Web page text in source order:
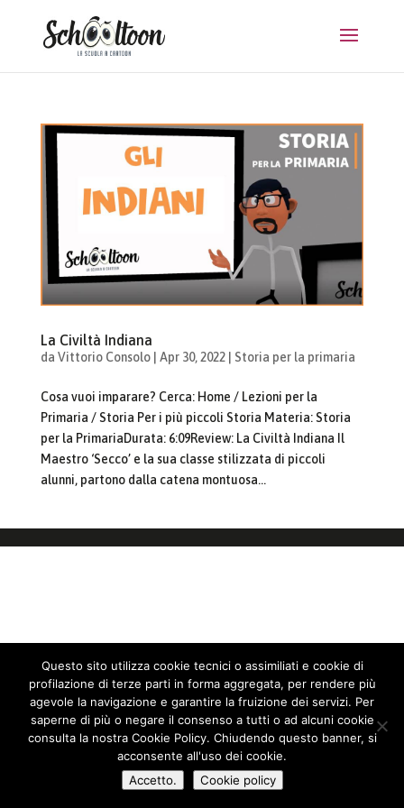
La Civiltà Indiana
da Vittorio Consolo| Apr 30, 2022| Storia per la primaria
Cosa vuoi imparare? Cerca: Home / Lezioni per la
Primaria / Storia Per i più piccoli Storia Materia: Storia
per la PrimariaDurata: 6:09Review: La Civiltà Indiana Il
Maestro ‘Secco’ e la sua classe stilizzata di piccoli
alunni, partono dalla catena montuosa...
Questo sito utilizza cookie tecnici o assimiliati e cookie di
profilazione di terze parti in forma aggregata, per rendere più
agevole la navigazione e garantire la fruizione dei servizi. Per
saperne di più o negare il consenso a tutti o ad alcuni cookie
consulta la nostra Cookie Policy. Chiudendo questo banner, si
acconsente all'uso dei cookie.
Accetto.
Cookie policy